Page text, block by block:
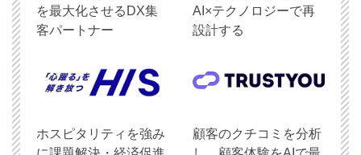
を最大化させるDX集
客パートナー
AI×テクノロジーで再
設計する
ホスピタリティを強み
顧客のクチコミを分析